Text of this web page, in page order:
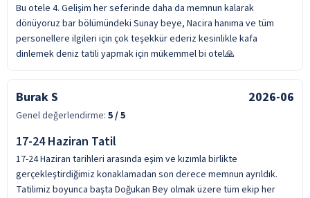
Bu otele 4. Gelişim her seferinde daha da memnun kalarak
dönüyoruz bar bölümündeki Sunay beye, Nacira hanıma ve tüm
personellere ilgileri için çok teşekkür ederiz kesinlikle kafa
dinlemek deniz tatili yapmak için mükemmel bi otel🙏
Burak S 2026-06
Genel değerlendirme: 5/ 5
17-24 Haziran Tatil
17-24 Haziran tarihleri arasında eşim ve kızımla birlikte
gerçekleştirdiğimiz konaklamadan son derece memnun ayrıldık.
Tatilimiz boyunca başta Doğukan Bey olmak üzere tüm ekip her